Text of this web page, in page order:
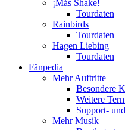
¡Más Shake!
Tourdaten
Rainbirds
Tourdaten
Hagen Liebing
Tourdaten
Fänpedia
Mehr Auftritte
Besondere
Weitere
Support-
Mehr Musik